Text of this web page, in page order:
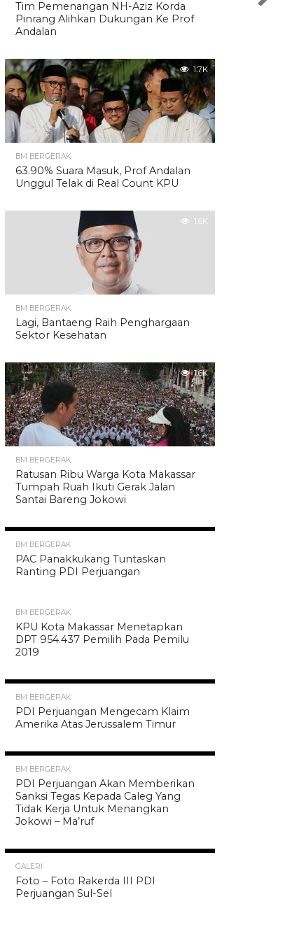
Tim Pemenangan NH-Aziz Korda
Pinrang Alihkan Dukungan Ke Prof
Andalan
1.7K
BM BERGERAK
63.90% Suara Masuk, Prof Andalan
Unggul Telak di Real Count KPU
1.6K
BM BERGERAK
Lagi, Bantaeng Raih Penghargaan
Sektor Kesehatan
1.6K
BM BERGERAK
Ratusan Ribu Warga Kota Makassar
Tumpah Ruah Ikuti Gerak Jalan
Santai Bareng Jokowi
BM BERGERAK
PAC Panakkukang Tuntaskan
Ranting PDI Perjuangan
BM BERGERAK
KPU Kota Makassar Menetapkan
DPT 954.437 Pemilih Pada Pemilu
2019
BM BERGERAK
PDI Perjuangan Mengecam Klaim
Amerika Atas Jerussalem Timur
BM BERGERAK
PDI Perjuangan Akan Memberikan
Sanksi Tegas Kepada Caleg Yang
Tidak Kerja Untuk Menangkan
Jokowi – Ma’ruf
GALERI
Foto – Foto Rakerda III PDI
Perjuangan Sul-Sel